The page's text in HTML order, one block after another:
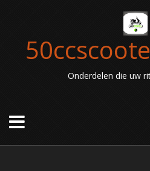
Onderdelen die uw